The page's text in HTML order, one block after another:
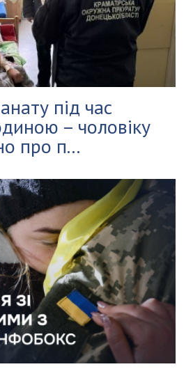
під час
– чоловіку
про п...